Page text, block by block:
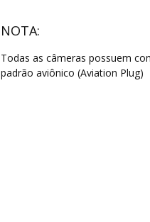
NOTA:
Todas as câmeras possuem
padrão aviônico (Aviation Plug)